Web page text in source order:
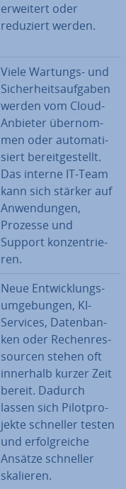
erweitert oder
reduziert werden.
Viele Wartungs- und
Si­cher­heits­auf­ga­ben
werden vom Cloud-
Anbieter über­nom­
men oder au­to­ma­ti­
siert be­reit­ge­stellt.
Das interne IT-Team
kann sich stärker auf
An­wen­dun­gen,
Prozesse und
Support kon­zen­trie­
ren.
Neue Ent­wick­lungs­
um­ge­bun­gen, KI-
Services, Da­ten­ban­
ken oder Re­chen­res­
sour­cen stehen oft
innerhalb kurzer Zeit
bereit. Dadurch
lassen sich Pi­lot­pro­
jek­te schneller testen
und er­folg­rei­che
Ansätze schneller
skalieren.